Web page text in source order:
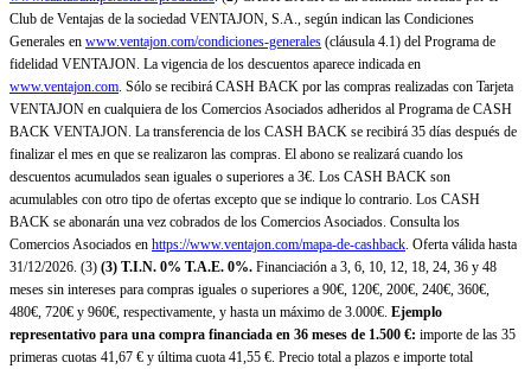
Club de Ventajas de la sociedad VENTAJON, S.A., según indican las Condiciones
Generales en www.ventajon.com/condiciones-generales (cláusula 4.1) del Programa de
fidelidad VENTAJON. La vigencia de los descuentos aparece indicada en
www.ventajon.com. Sólo se recibirá CASH BACK por las compras realizadas con Tarjeta
VENTAJON en cualquiera de los Comercios Asociados adheridos al Programa de CASH
BACK VENTAJON. La transferencia de los CASH BACK se recibirá 35 días después de
finalizar el mes en que se realizaron las compras. El abono se realizará cuando los
descuentos acumulados sean iguales o superiores a 3€. Los CASH BACK son
acumulables con otro tipo de ofertas excepto que se indique lo contrario. Los CASH
BACK se abonarán una vez cobrados de los Comercios Asociados. Consulta los
Comercios Asociados en https://www.ventajon.com/mapa-de-cashback. Oferta válida hasta
31/12/2026. (3) (3) T.I.N. 0% T.A.E. 0%. Financiación a 3, 6, 10, 12, 18, 24, 36 y 48
meses sin intereses para compras iguales o superiores a 90€, 120€, 200€, 240€, 360€,
480€, 720€ y 960€, respectivamente, y hasta un máximo de 3.000€. Ejemplo
representativo para una compra financiada en 36 meses de 1.500 €: importe de las 35
primeras cuotas 41,67 € y última cuota 41,55 €. Precio total a plazos e importe total